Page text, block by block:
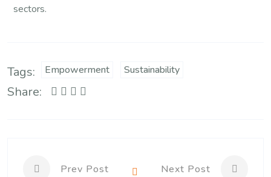
sectors.
Tags: Empowerment Sustainability
Share:
Prev Post Next Post